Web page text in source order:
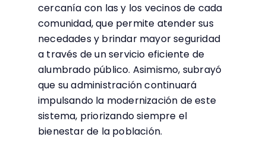
cercanía con las y los vecinos de cada
comunidad, que permite atender sus
necedades y brindar mayor seguridad
a través de un servicio eficiente de
alumbrado público. Asimismo, subrayó
que su administración continuará
impulsando la modernización de este
sistema, priorizando siempre el
bienestar de la población.